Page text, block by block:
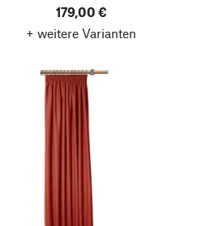
179,00 €
+ weitere Varianten